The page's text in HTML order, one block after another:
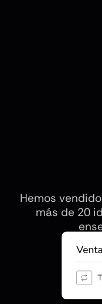
Hemos
más de 20